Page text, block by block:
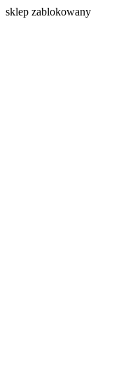
sklep zablokowany